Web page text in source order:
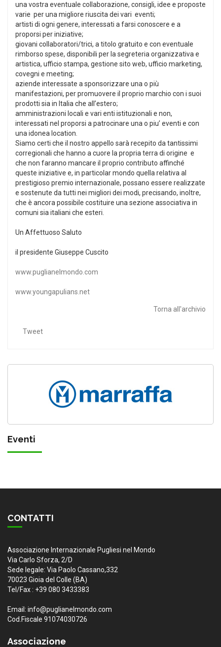
una vostra eventuale collaborazione, consigli, idee e proposte
varie per una migliore riuscita dei vari eventi;
artisti di ogni genere, interessati a farsi conoscere e a
proporsi per iniziative;
giovani collaboratori/trici, a titolo gratuito e con eventuale
rimborso spese, disponibili per la segreteria organizzativa e
artistica, ufficio stampa, gestione sito web, ufficio marketing,
covegni e meeting;
aziende interessate a sponsorizzare una o più
manifestazioni, per promuovere il proprio marchio con i suoi
prodotti sia in Italia che all’estero;
amministrazioni locali e vari enti istituzionali e non,
interessati nel proporsi a patrocinare una o piu’ eventi e con
una idonea location.
Siamo certi che il nostro appello sarà recepito da tantissimi
corregionali che hanno a cuore la propria terra di origine e
che non faranno mancare il proprio contributo affinché
queste iniziative e, in particolar mondo quella relativa al
prestigioso premio internazionale, possano essere realizzate
e sostenute da tutti nei migliori dei modi, precisando, inoltre,
che è ancora possibile costituire una sezione associativa in
comuni sia italiani che esteri.
Un Affettuoso Saluto
il presidente Giuseppe Cuscito
www.puglianelmondo.com
www.youngapulians.net
Torna all'archivio
Tweet
Eventi
CONTATTI
Associazione Internazionale Pugliesi nel Mondo
Via Carlo Sforza, 2/D
Sede legale: Via Paolo Cassano,332
70023 Gioia del Colle (BA)
Tel/Fax : +39 080 3433383
Email: info@puglianelmondo.com
Cod.Fiscale 91074030726
Associazione